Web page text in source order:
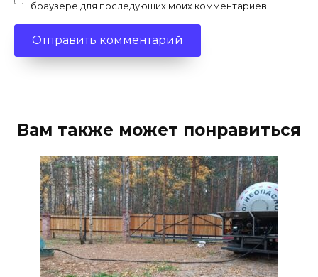
браузере для последующих моих комментариев.
Вам также может понравиться